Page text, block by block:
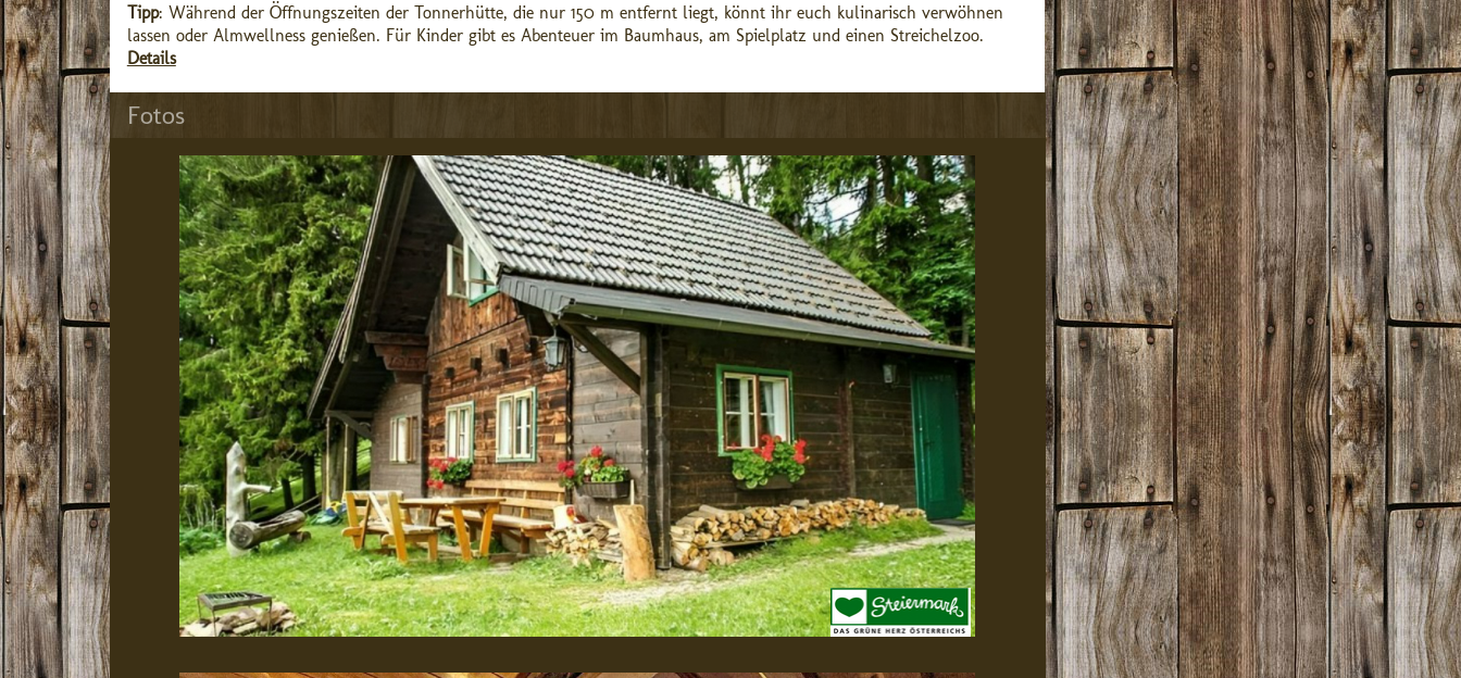
Tipp: Während der Öffnungszeiten der Tonnerhütte, die nur 150 m entfernt liegt, könnt ihr euch kulinarisch verwöhnen
lassen oder Almwellness genießen. Für Kinder gibt es Abenteuer im Baumhaus, am Spielplatz und einen Streichelzoo.
Details
Fotos